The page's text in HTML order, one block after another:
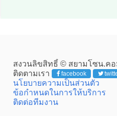
สงวนลิขสิทธิ์ © สยามโซน.คอ
ติดตามเรา
facebook
นโยบายความเป็นส่วนตัว
ข้อกำหนดในการให้บริการ
ติดต่อทีมงาน